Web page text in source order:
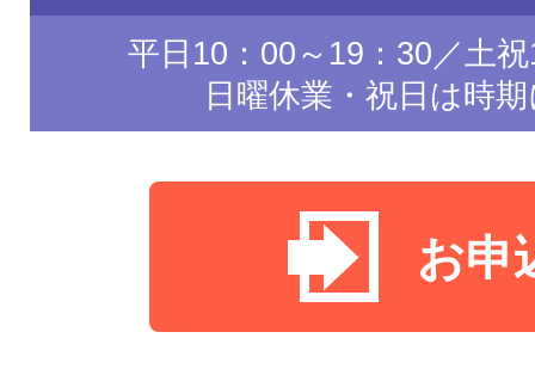
平日10：00～19：30／土
日曜休業・祝日は時
お申